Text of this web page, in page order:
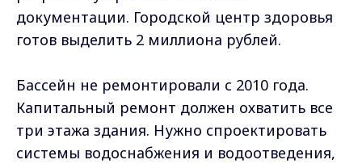
документации. Городской центр здоровья
готов выделить 2 миллиона рублей.
Бассейн не ремонтировали с 2010 года.
Капитальный ремонт должен охватить все
три этажа здания. Нужно спроектировать
системы водоснабжения и водоотведения,